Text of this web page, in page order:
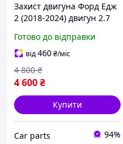
Захист двигуна Форд Едж
2 (2018-2024) двигун 2.7
Закриває Радіатор, КПП и
ДВС піддон картера.
Матеріал - 2
Готово до відправки
від460₴/міс
4 600₴
4 800 ₴
Купити
Сar parts 94%